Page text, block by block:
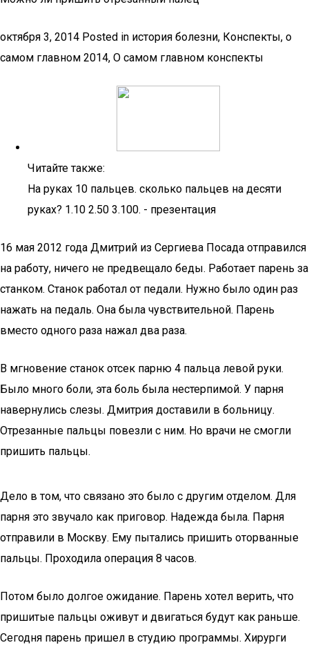
октября 3, 2014 Posted in история болезни, Конспекты, о
самом главном 2014, О самом главном конспекты
Читайте также:
На руках 10 пальцев. сколько пальцев на десяти
руках? 1.10 2.50 3.100. - презентация
16 мая 2012 года Дмитрий из Сергиева Посада отправился
на работу, ничего не предвещало беды. Работает парень за
станком. Станок работал от педали. Нужно было один раз
нажать на педаль. Она была чувствительной. Парень
вместо одного раза нажал два раза.
В мгновение станок отсек парню 4 пальца левой руки.
Было много боли, эта боль была нестерпимой. У парня
навернулись слезы. Дмитрия доставили в больницу.
Отрезанные пальцы повезли с ним. Но врачи не смогли
пришить пальцы.
Дело в том, что связано это было с другим отделом. Для
парня это звучало как приговор. Надежда была. Парня
отправили в Москву. Ему пытались пришить оторванные
пальцы. Проходила операция 8 часов.
Потом было долгое ожидание. Парень хотел верить, что
пришитые пальцы оживут и двигаться будут как раньше.
Сегодня парень пришел в студию программы. Хирурги